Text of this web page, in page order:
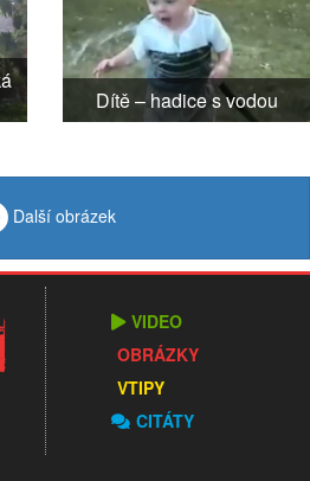
Dítě – hadice s vodou
Další obrázek
VIDEO
OBRÁZKY
VTIPY
CITÁTY